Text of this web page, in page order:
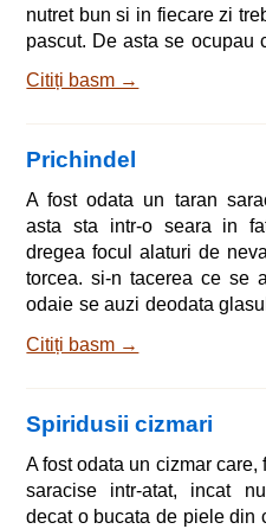
nutret bun si in fiecare zi
pascut. De asta se ocupau
cimitir, unde iarba era
intreba: - Esti satula?
intoarcem acasa! Si o
legata. Cand veni tatal si
daca ii era foame
Citiți basm →
Prichindel
A fost odata un taran
asta sta intr-o seara in
dregea focul alaturi de
torcea. si-n tacerea ce se
odaie se auzi deodata
noastra e atat de pustie si
femeia, oftand. De-am avea
singur si chiar de-ar fi micut
cel mare de la mana
multumita si l-as iub
Citiți basm →
Spiridusii cizmari
A fost odata un cizmar care,
saracise intr-atat, incat
decat o bucata de piele din